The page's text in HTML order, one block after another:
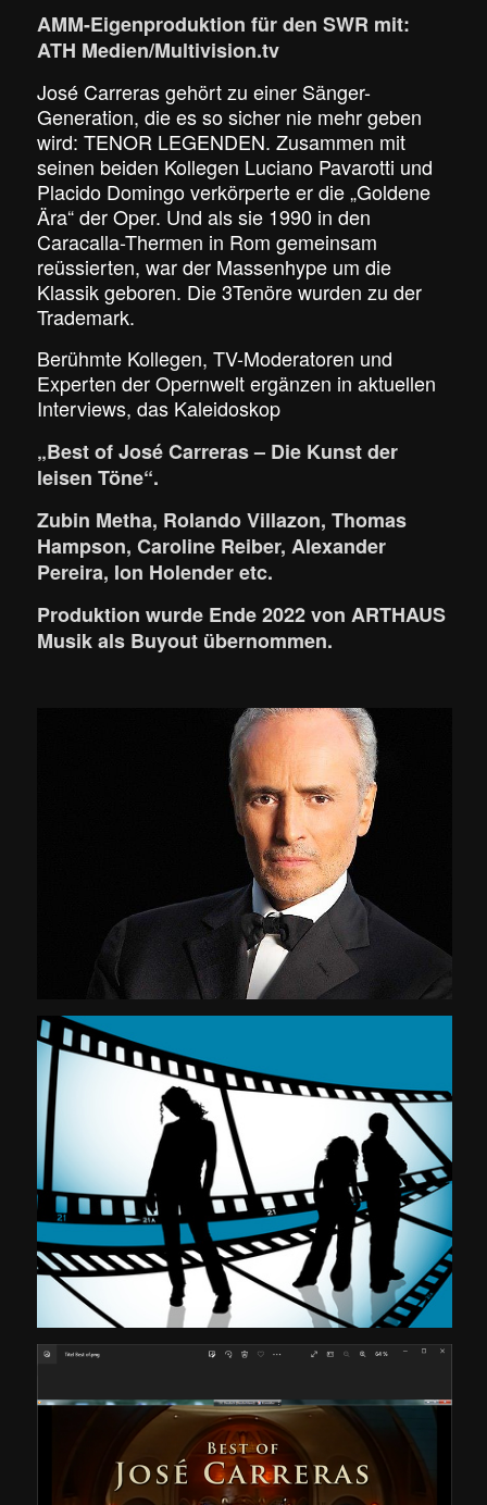
AMM-Eigenproduktion für den SWR mit:
ATH Medien/Multivision.tv
José Carreras gehört zu einer Sänger-
Generation, die es so sicher nie mehr geben
wird: TENOR LEGENDEN. Zusammen mit
seinen beiden Kollegen Luciano Pavarotti und
Placido Domingo verkörperte er die „Goldene
Ära“ der Oper. Und als sie 1990 in den
Caracalla-Thermen in Rom gemeinsam
reüssierten, war der Massenhype um die
Klassik geboren. Die 3Tenöre wurden zu der
Trademark.
Berühmte Kollegen, TV-Moderatoren und
Experten der Opernwelt ergänzen in aktuellen
Interviews, das Kaleidoskop
„Best of José Carreras – Die Kunst der
leisen Töne“.
Zubin Metha, Rolando Villazon, Thomas
Hampson, Caroline Reiber, Alexander
Pereira, Ion Holender etc.
Produktion wurde Ende 2022 von ARTHAUS
Musik als Buyout übernommen.